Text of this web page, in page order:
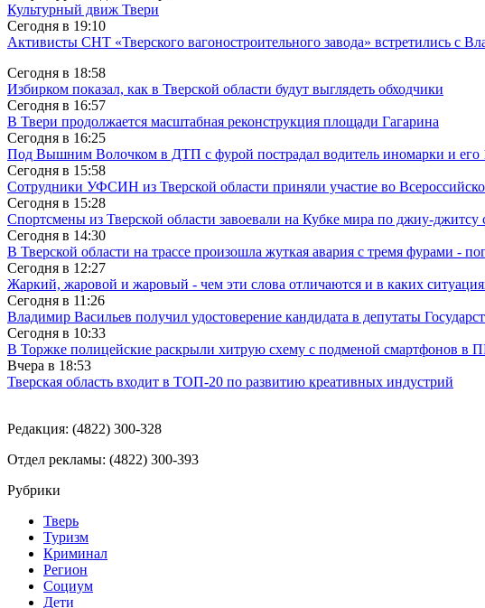
Культурный движ Твери
Сегодня в 19:10
Активисты СНТ «Тверского вагоностроительного завода» встретились с
Сегодня в 18:58
Избирком показал, как в Тверской области будут выглядеть обходчики
Сегодня в 16:57
В Твери продолжается масштабная реконструкция площади Гагарина
Сегодня в 16:25
Под Вышним Волочком в ДТП с фурой пострадал водитель иномарки и его
Сегодня в 15:58
Сотрудники УФСИН из Тверской области приняли участие во
Сегодня в 15:28
Спортсмены из Тверской области завоевали на Кубке мира по джиу-джитсу
Сегодня в 14:30
В Тверской области на трассе произошла жуткая авария с тремя фурами -
Сегодня в 12:27
Жаркий, жаровой и жаровый - чем эти слова отличаются и в каких
Сегодня в 11:26
Владимир Васильев получил удостоверение кандидата в депутаты
Сегодня в 10:33
В Торжке полицейские раскрыли хитрую схему с подменой смартфонов в
Вчера в 18:53
Тверская область входит в ТОП-20 по развитию креативных индустрий
Редакция: (4822) 300-328
Отдел рекламы: (4822) 300-393
Рубрики
Тверь
Туризм
Криминал
Регион
Социум
Дети